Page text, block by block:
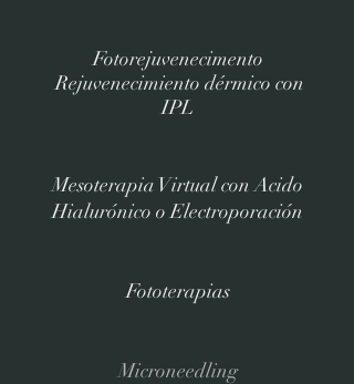
Fotorejuvenecimento
Rejuvenecimiento dérmico con
IPL
Mesoterapia Virtual con Acido
Hialurónico o Electroporación
Fototerapias
Microneedling